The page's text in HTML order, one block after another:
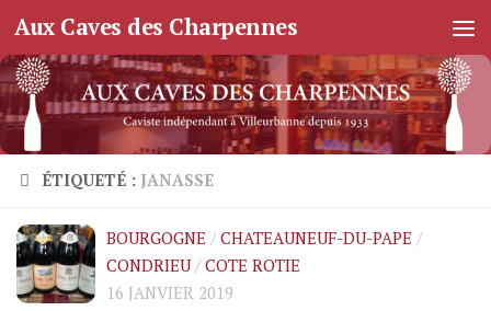
Skip to content
Aux Caves des Charpennes
ÉTIQUETÉ : JANASSE
BOURGOGNE / CHATEAUNEUF-DU-PAPE /
CONDRIEU/ COTE ROTIE
16 JANVIER 2019